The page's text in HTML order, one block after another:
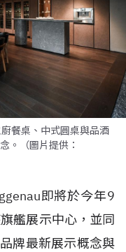
餐桌、中式圓桌與品酒
。（圖片提供：
即將於今年9
艦展示中心，並同
牌最新展示概念與